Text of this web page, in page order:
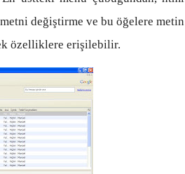
değiştirme ve bu öğelere metin
özelliklere erişilebilir.